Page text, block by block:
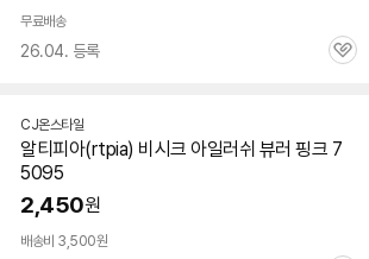
무료배송
26.04. 등록
관
CJ온스타일
알티피아(rtpia) 비시크 아일러쉬 뷰러 핑크 7
5095
2,450원
배송비 3,500원